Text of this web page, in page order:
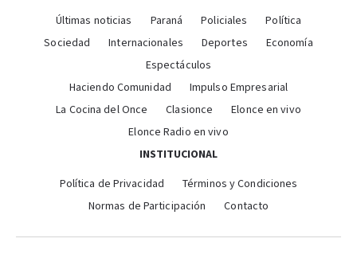
Últimas noticias Paraná Policiales
Política
Sociedad
Internacionales Deportes
Economía
Espectáculos
Haciendo Comunidad
Impulso Empresarial
La Cocina del Once
Clasionce
Elonce en vivo
Elonce Radio en vivo
INSTITUCIONAL
Política de Privacidad
Términos y Condiciones
Normas de Participación
Contacto